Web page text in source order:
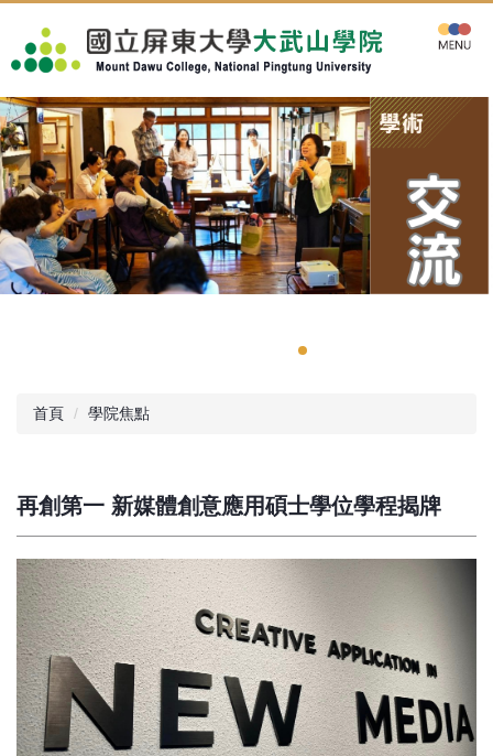
主
內
容
區
首頁 學院焦點
再創第一 新媒體創意應用碩士學位學程揭牌